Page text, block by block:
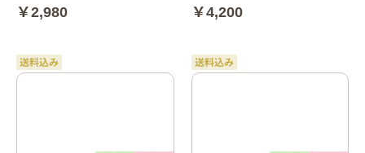
￥2,980 ￥4,200